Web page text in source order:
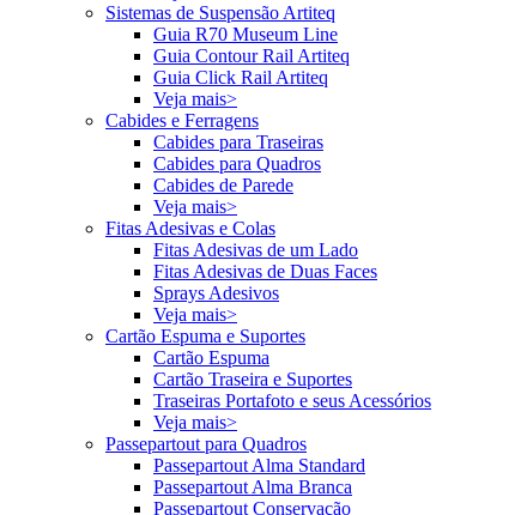
Sistemas de Suspensão Artiteq
Guia R70 Museum Line
Guia Contour Rail Artiteq
Guia Click Rail Artiteq
Veja mais>
Cabides e Ferragens
Cabides para Traseiras
Cabides para Quadros
Cabides de Parede
Veja mais>
Fitas Adesivas e Colas
Fitas Adesivas de um Lado
Fitas Adesivas de Duas Faces
Sprays Adesivos
Veja mais>
Cartão Espuma e Suportes
Cartão Espuma
Cartão Traseira e Suportes
Traseiras Portafoto e seus Acessórios
Veja mais>
Passepartout para Quadros
Passepartout Alma Standard
Passepartout Alma Branca
Passepartout Conservação